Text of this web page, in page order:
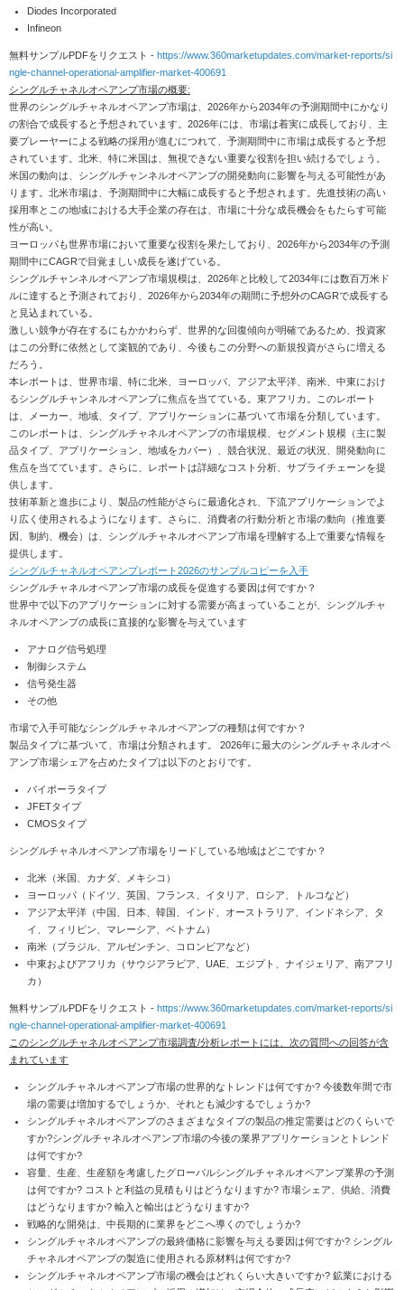
Diodes Incorporated
Infineon
無料サンプルPDFをリクエスト - https://www.360marketupdates.com/market-reports/si
ngle-channel-operational-amplifier-market-400691
シングルチャネルオペアンプ市場の概要:
世界のシングルチャネルオペアンプ市場は、2026年から2034年の予測期間中にかなり
の割合で成長すると予想されています。2026年には、市場は着実に成長しており、主
要プレーヤーによる戦略の採用が進むにつれて、予測期間中に市場は成長すると予想
されています。北米、特に米国は、無視できない重要な役割を担い続けるでしょう。
米国の動向は、シングルチャンネルオペアンプの開発動向に影響を与える可能性があ
ります。北米市場は、予測期間中に大幅に成長すると予想されます。先進技術の高い
採用率とこの地域における大手企業の存在は、市場に十分な成長機会をもたらす可能
性が高い。
ヨーロッパも世界市場において重要な役割を果たしており、2026年から2034年の予測
期間中にCAGRで目覚ましい成長を遂げている。
シングルチャンネルオペアンプ市場規模は、2026年と比較して2034年には数百万米ド
ルに達すると予測されており、2026年から2034年の期間に予想外のCAGRで成長する
と見込まれている。
激しい競争が存在するにもかかわらず、世界的な回復傾向が明確であるため、投資家
はこの分野に依然として楽観的であり、今後もこの分野への新規投資がさらに増える
だろう。
本レポートは、世界市場、特に北米、ヨーロッパ、アジア太平洋、南米、中東におけ
るシングルチャンネルオペアンプに焦点を当てている。東アフリカ。このレポート
は、メーカー、地域、タイプ、アプリケーションに基づいて市場を分類しています。
このレポートは、シングルチャネルオペアンプの市場規模、セグメント規模（主に製
品タイプ、アプリケーション、地域をカバー）、競合状況、最近の状況、開発動向に
焦点を当てています。さらに、レポートは詳細なコスト分析、サプライチェーンを提
供します。
技術革新と進歩により、製品の性能がさらに最適化され、下流アプリケーションでよ
り広く使用されるようになります。さらに、消費者の行動分析と市場の動向（推進要
因、制約、機会）は、シングルチャネルオペアンプ市場を理解する上で重要な情報を
提供します。
シングルチャネルオペアンプレポート2026のサンプルコピーを入手
シングルチャネルオペアンプ市場の成長を促進する要因は何ですか？
世界中で以下のアプリケーションに対する需要が高まっていることが、シングルチャ
ネルオペアンプの成長に直接的な影響を与えています
アナログ信号処理
制御システム
信号発生器
その他
市場で入手可能なシングルチャネルオペアンプの種類は何ですか？
製品タイプに基づいて、市場は分類されます。 2026年に最大のシングルチャネルオペ
アンプ市場シェアを占めたタイプは以下のとおりです。
バイポーラタイプ
JFETタイプ
CMOSタイプ
シングルチャネルオペアンプ市場をリードしている地域はどこですか？
北米（米国、カナダ、メキシコ）
ヨーロッパ（ドイツ、英国、フランス、イタリア、ロシア、トルコなど）
アジア太平洋（中国、日本、韓国、インド、オーストラリア、インドネシア、タ
イ、フィリピン、マレーシア、ベトナム）
南米（ブラジル、アルゼンチン、コロンビアなど）
中東およびアフリカ（サウジアラビア、UAE、エジプト、ナイジェリア、南アフリ
カ）
無料サンプルPDFをリクエスト - https://www.360marketupdates.com/market-reports/si
ngle-channel-operational-amplifier-market-400691
このシングルチャネルオペアンプ市場調査/分析レポートには、次の質問への回答が含
まれています
シングルチャネルオペアンプ市場の世界的なトレンドは何ですか? 今後数年間で市
場の需要は増加するでしょうか、それとも減少するでしょうか?
シングルチャネルオペアンプのさまざまなタイプの製品の推定需要はどのくらいで
すか?シングルチャネルオペアンプ市場の今後の業界アプリケーションとトレンド
は何ですか?
容量、生産、生産額を考慮したグローバルシングルチャネルオペアンプ業界の予測
は何ですか? コストと利益の見積もりはどうなりますか? 市場シェア、供給、消費
はどうなりますか? 輸入と輸出はどうなりますか?
戦略的な開発は、中長期的に業界をどこへ導くのでしょうか?
シングルチャネルオペアンプの最終価格に影響を与える要因は何ですか? シングル
チャネルオペアンプの製造に使用される原材料は何ですか?
シングルチャネルオペアンプ市場の機会はどれくらい大きいですか? 鉱業における